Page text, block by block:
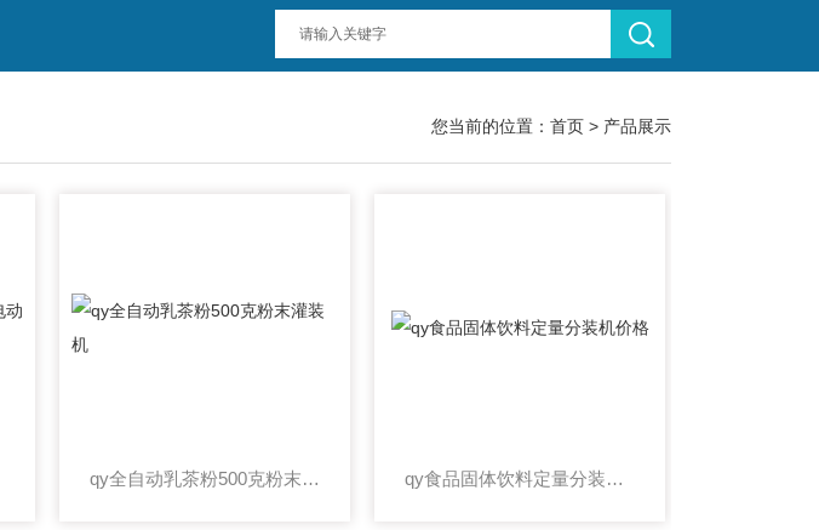
您当前的位置： 首页 > 产品展示
qy全自动乳茶粉500克粉末灌装机 qy食品固体饮料定量分装机价格